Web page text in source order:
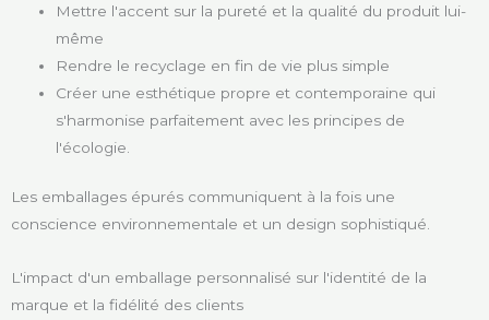
Mettre l'accent sur la pureté et la qualité du produit lui-
même
Rendre le recyclage en fin de vie plus simple
Créer une esthétique propre et contemporaine qui
s'harmonise parfaitement avec les principes de
l'écologie.
Les emballages épurés communiquent à la fois une
conscience environnementale et un design sophistiqué.
L'impact d'un emballage personnalisé sur l'identité de la
marque et la fidélité des clients